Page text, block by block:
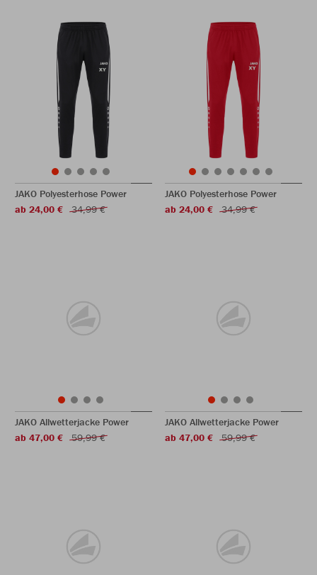
JAKO Polyesterhose Power
ab 24,00 €
34,99 €
JAKO Polyesterhose Power
ab 24,00 €
34,99 €
JAKO Allwetterjacke Power
ab 47,00 €
59,99 €
JAKO Allwetterjacke Power
ab 47,00 €
59,99 €